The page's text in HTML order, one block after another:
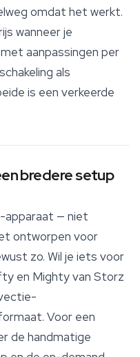
omdat het werkt.
wanneer je
aanpassingen per
als
is een verkeerde
bredere setup
apparaat — niet
ontworpen voor
zo. Wil je iets voor
en Mighty van Storz
Voor een
de handmatige